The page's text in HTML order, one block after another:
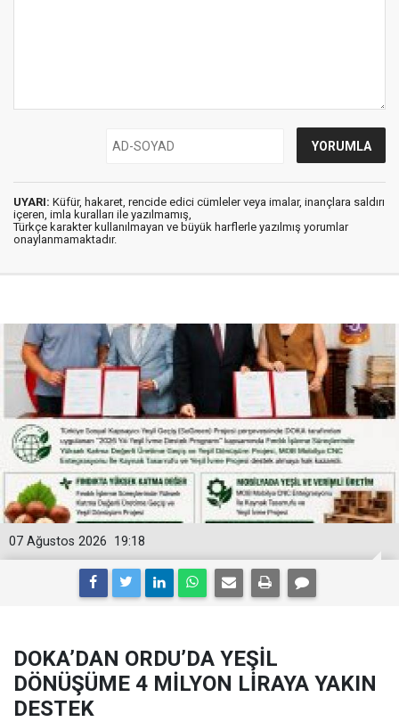
UYARI: Küfür, hakaret, rencide edici cümleler veya imalar, inançlara saldırı
içeren, imla kuralları ile yazılmamış,
Türkçe karakter kullanılmayan ve büyük harflerle yazılmış yorumlar
onaylanmamaktadır.
19:18
07 Ağustos 2026
DOKA’DAN ORDU’DA YEŞİL
DÖNÜŞÜME 4 MİLYON LİRAYA YAKIN
DESTEK